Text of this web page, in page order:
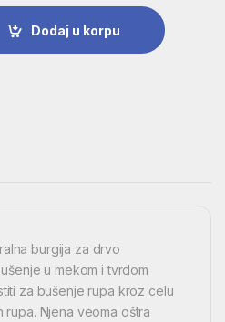
| 2608596308 količina
Dodaj u korpu
burgija za drvo
u mekom i tvrdom
za bušenje rupa kroz celu
rupa. Njena veoma oštra